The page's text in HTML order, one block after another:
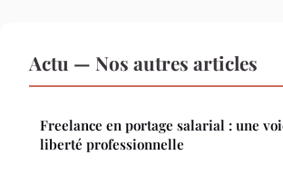
Actu — Nos autres articles
Freelance en portage salarial : une
liberté professionnelle